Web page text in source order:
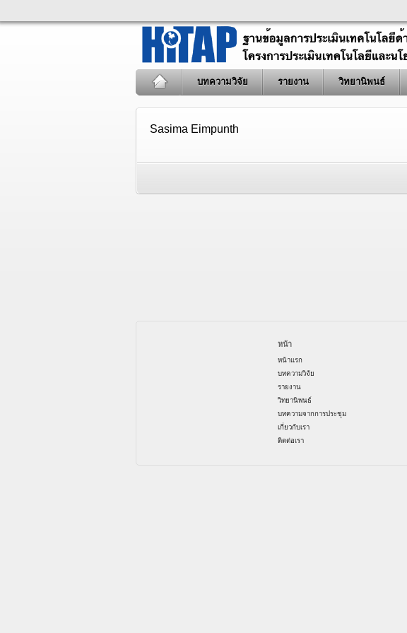
บทความวิจัย รายงาน วิทยานิพนธ์
Sasima Eimpunth
หน้า
หน้าแรก
บทความวิจัย
รายงาน
วิทยานิพนธ์
บทความจากการประชุม
เกี่ยวกับเรา
ติดต่อเรา